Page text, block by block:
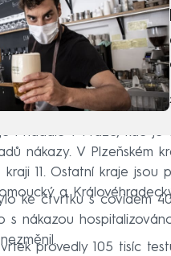
i nadále v Praze, kde je
nákazy. V Plzeňském
kraji 11. Ostatní kraje
a
ke čtvrtku s covidem
s nákazou
provedly 105 tisíc